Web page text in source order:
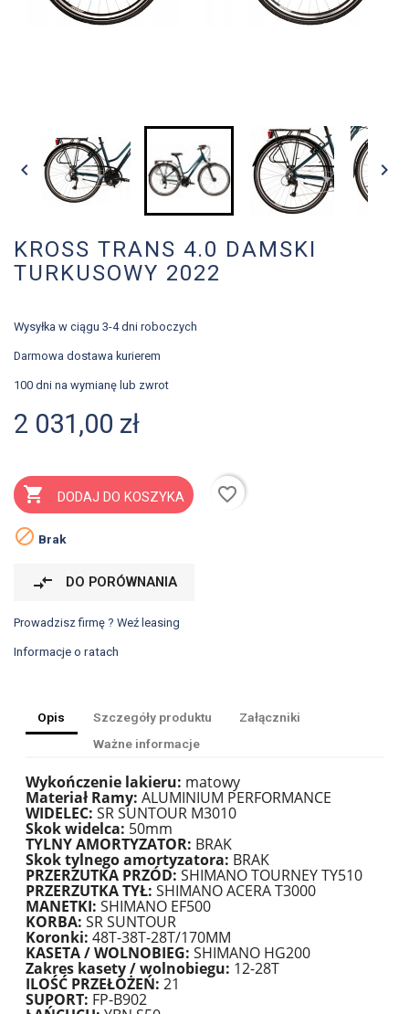
 
KROSS TRANS 4.0 DAMSKI
TURKUSOWY 2022
Wysyłka w ciągu 3-4 dni roboczych
Darmowa dostawa kurierem
100 dni na wymianę lub zwrot
2 031,00 zł
 DODAJ DO KOSZYKA
favorite_border
 Brak
compare_arrows DO PORÓWNANIA
Prowadzisz firmę ? Weź leasing
Informacje o ratach
Opis Szczegóły produktu
Załączniki
Ważne informacje
Wykończenie lakieru: matowy
Materiał Ramy: ALUMINIUM PERFORMANCE
WIDELEC: SR SUNTOUR M3010
Skok widelca: 50mm
TYLNY AMORTYZATOR: BRAK
Skok tylnego amortyzatora: BRAK
PRZERZUTKA PRZÓD: SHIMANO TOURNEY TY510
PRZERZUTKA TYŁ: SHIMANO ACERA T3000
MANETKI: SHIMANO EF500
KORBA: SR SUNTOUR
Koronki: 48T-38T-28T/170MM
KASETA / WOLNOBIEG: SHIMANO HG200
Zakres kasety / wolnobiegu: 12-28T
ILOŚĆ PRZEŁOŻEŃ: 21
SUPORT: FP-B902